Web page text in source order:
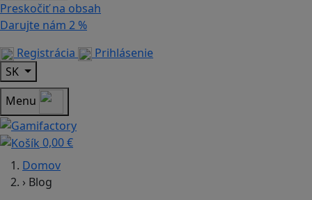
Preskočiť na obsah
Darujte nám 2 %
Registrácia
Prihlásenie
SK
Menu
0,00 €
Domov
› Blog